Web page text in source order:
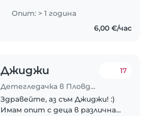
внимание и грижа. Вярвам, че
спокойствието и топлината
Опит: > 1 година
6,00 €/час
Джиджи
Детегледачка в Пловдив
17
Здравейте, аз съм Джиджи! :)
Имам опит с деца в различна